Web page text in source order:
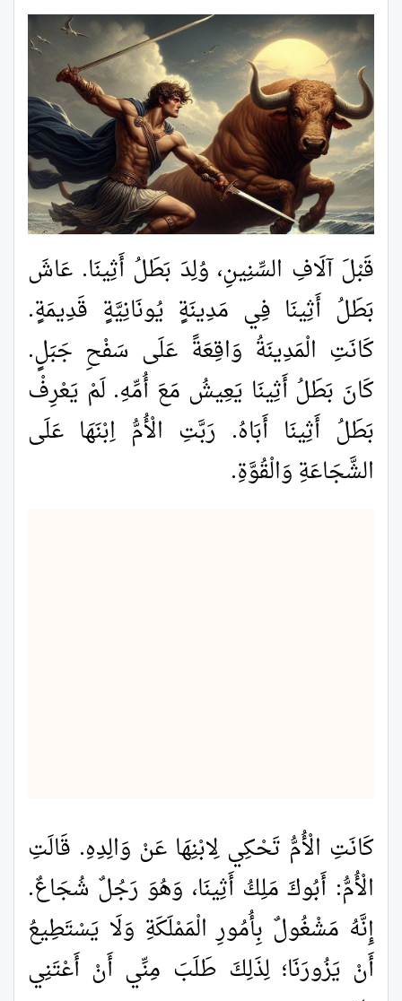
قَبْلَ آلَافِ السِّنِينِ، وُلِدَ بَطَلُ أَثِينَا. عَاشَ
بَطَلُ أَثِينَا فِي مَدِينَةٍ يُونَانِيَّةٍ قَدِيمَةٍ.
كَانَتِ الْمَدِينَةُ وَاقِعَةً عَلَى سَفْحِ جَبَلٍ.
كَانَ بَطَلُ أَثِينَا يَعِيشُ مَعَ أُمِّهِ. لَمْ يَعْرِفْ
بَطَلُ أَثِينَا أَبَاهُ. رَبَّتِ الْأُمُّ اِبْنَهَا عَلَى
الشَّجَاعَةِ وَالْقُوَّةِ.
كَانَتِ الْأُمُّ تَحْكِي لِابْنِهَا عَنْ وَالِدِهِ. قَالَتِ
الْأُمُّ: أَبُوكَ مَلِكُ أَثِينَا، وَهُوَ رَجُلٌ شُجَاعٌ.
إِنَّهُ مَشْغُولٌ بِأُمُورِ الْمَمْلَكَةِ وَلَا يَسْتَطِيعُ
أَنْ يَزُورَنَا؛ لِذَلِكَ طَلَبَ مِنِّي أَنْ أَعْتَنِي